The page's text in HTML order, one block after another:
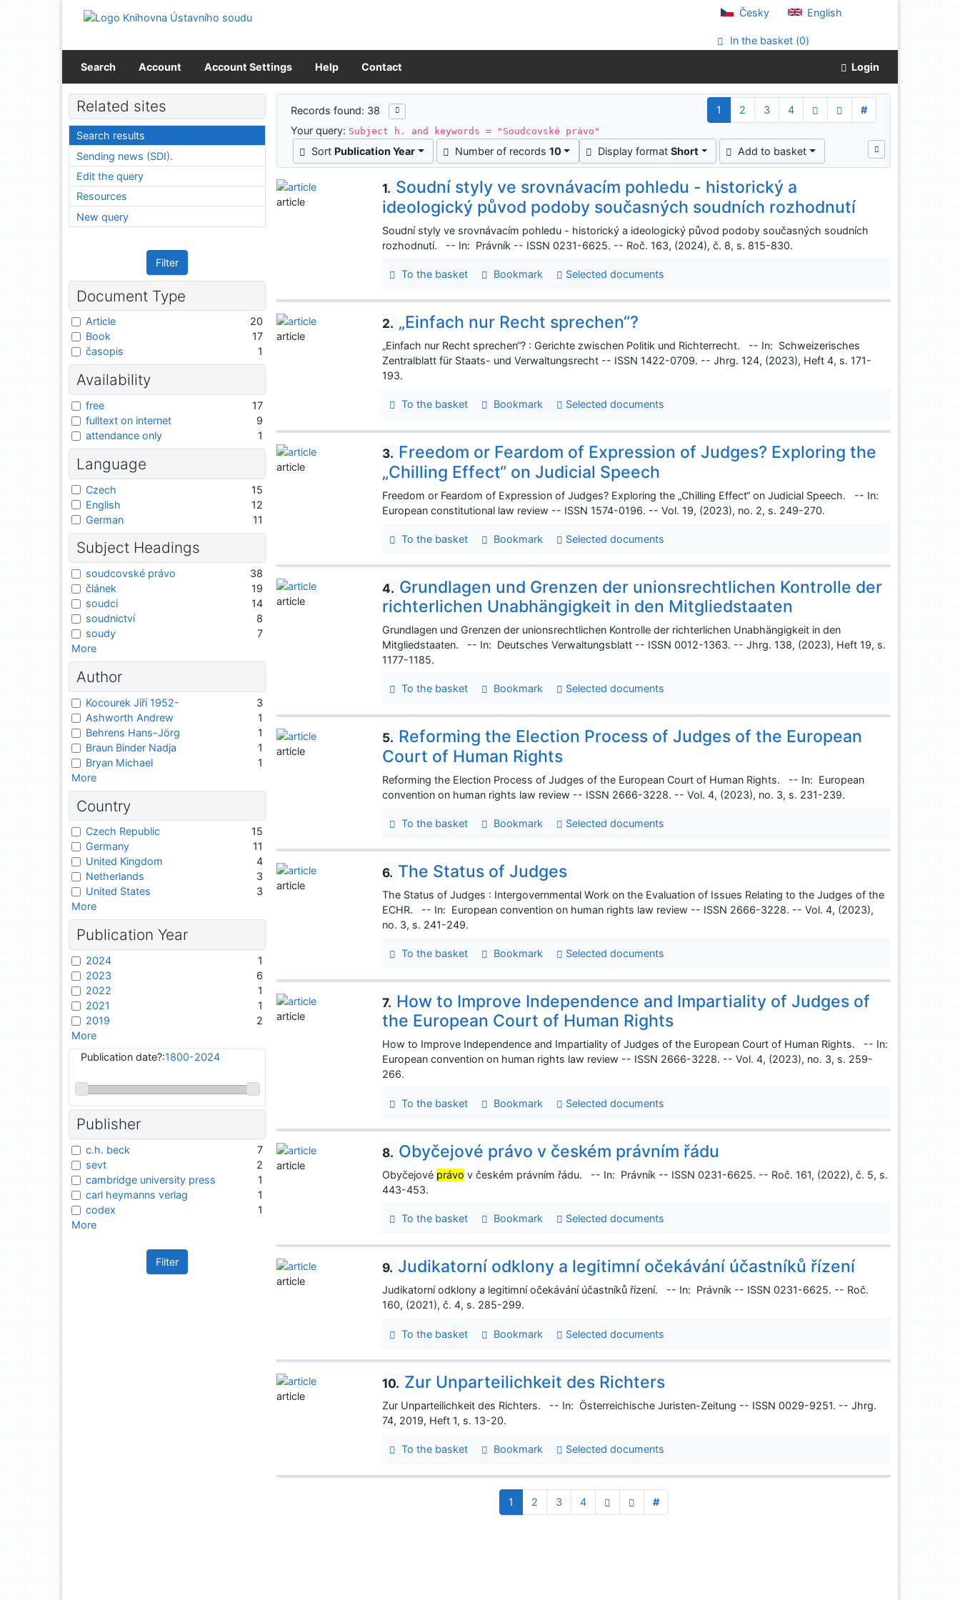
Go to menu
Česky English
In the basket (0)
Search Account Account Settings Help Contact Login
Search results
Records found: 38 1 2 3 4
#
Your query: Subject h. and keywords = "Soudcovské právo"
Sort Publication Year Number of records 10 Display format Short Add to basket
1. Soudní styly ve srovnávacím pohledu - historický a
ideologický původ podoby současných soudních rozhodnutí
Soudní styly ve srovnávacím pohledu - historický a ideologický původ podoby současných soudních
rozhodnutí. -- In: Právník -- ISSN 0231-6625. -- Roč. 163, (2024), č. 8, s. 815-830.
To the basket Bookmark Selected documents
article
2. „Einfach nur Recht sprechen“?
„Einfach nur Recht sprechen“? : Gerichte zwischen Politik und Richterrecht. -- In: Schweizerisches
Zentralblatt für Staats- und Verwaltungsrecht -- ISSN 1422-0709. -- Jhrg. 124, (2023), Heft 4, s. 171-
193.
To the basket Bookmark Selected documents
article
3. Freedom or Feardom of Expression of Judges? Exploring the
„Chilling Effect“ on Judicial Speech
Freedom or Feardom of Expression of Judges? Exploring the „Chilling Effect“ on Judicial Speech. -- In:
European constitutional law review -- ISSN 1574-0196. -- Vol. 19, (2023), no. 2, s. 249-270.
To the basket Bookmark Selected documents
article
4. Grundlagen und Grenzen der unionsrechtlichen Kontrolle der
richterlichen Unabhängigkeit in den Mitgliedstaaten
Grundlagen und Grenzen der unionsrechtlichen Kontrolle der richterlichen Unabhängigkeit in den
Mitgliedstaaten. -- In: Deutsches Verwaltungsblatt -- ISSN 0012-1363. -- Jhrg. 138, (2023), Heft 19, s.
1177-1185.
To the basket Bookmark Selected documents
article
5. Reforming the Election Process of Judges of the European
Court of Human Rights
Reforming the Election Process of Judges of the European Court of Human Rights. -- In: European
convention on human rights law review -- ISSN 2666-3228. -- Vol. 4, (2023), no. 3, s. 231-239.
To the basket Bookmark Selected documents
article
6. The Status of Judges
The Status of Judges : Intergovernmental Work on the Evaluation of Issues Relating to the Judges of the
ECHR. -- In: European convention on human rights law review -- ISSN 2666-3228. -- Vol. 4, (2023),
no. 3, s. 241-249.
To the basket Bookmark Selected documents
article
7. How to Improve Independence and Impartiality of Judges of
the European Court of Human Rights
How to Improve Independence and Impartiality of Judges of the European Court of Human Rights. -- In:
European convention on human rights law review -- ISSN 2666-3228. -- Vol. 4, (2023), no. 3, s. 259-
266.
To the basket Bookmark Selected documents
article
8. Obyčejové právo v českém právním řádu
Obyčejové právo v českém právním řádu. -- In: Právník -- ISSN 0231-6625. -- Roč. 161, (2022), č. 5, s.
443-453.
To the basket Bookmark Selected documents
article
9. Judikatorní odklony a legitimní očekávání účastníků řízení
Judikatorní odklony a legitimní očekávání účastníků řízení. -- In: Právník -- ISSN 0231-6625. -- Roč.
160, (2021), č. 4, s. 285-299.
To the basket Bookmark Selected documents
article
10. Zur Unparteilichkeit des Richters
Zur Unparteilichkeit des Richters. -- In: Österreichische Juristen-Zeitung -- ISSN 0029-9251. -- Jhrg.
74, 2019, Heft 1, s. 13-20.
To the basket Bookmark Selected documents
article
1 2 3 4 #
Related sites
Search results
Sending news (SDI).
Edit the query
Resources
New query
Filter
Document Type
Article
20
Book
17
časopis
1
Availability
free
17
fulltext on internet
9
attendance only
1
Language
Czech
15
English
12
German
11
Subject Headings
soudcovské právo
38
článek
19
soudci
14
soudnictví
8
soudy
7
More
Author
Kocourek Jiří 1952-
3
Ashworth Andrew
1
Behrens Hans-Jörg
1
Braun Binder Nadja
1
Bryan Michael
1
More
Country
Czech Republic
15
Germany
11
United Kingdom
4
Netherlands
3
United States
3
More
Publication Year
2024
1
2023
6
2022
1
2021
1
2019
2
More
Publication date?:1800-2024
Publisher
c.h. beck
7
sevt
2
cambridge university press
1
carl heymanns verlag
1
codex
1
More
Filter